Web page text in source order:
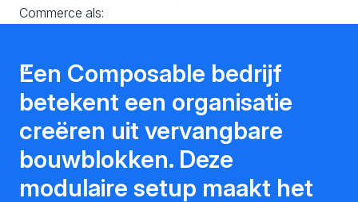
Commerce als:
Een Composable bedrijf
betekent een organisatie
creëren uit vervangbare
bouwblokken. Deze
modulaire setup maakt het